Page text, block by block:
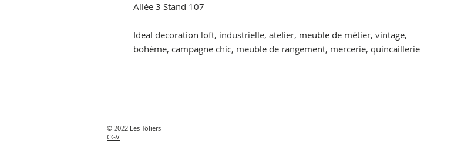
Allée 3 Stand 107
Ideal decoration loft, industrielle, atelier, meuble de métier, vintage,
bohème, campagne chic, meuble de rangement, mercerie, quincaillerie
© 2022 Les Tôliers
CGV